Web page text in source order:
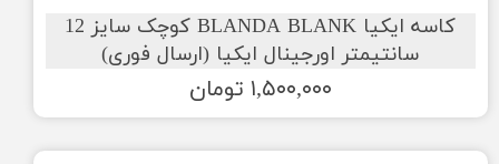
کاسه ایکیا BLANDA BLANK کوچک سایز 12
سانتیمتر اورجینال ایکیا (ارسال فوری)
۱,۵۰۰,۰۰۰ تومان